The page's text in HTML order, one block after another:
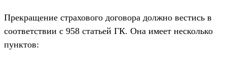
Прекращение страхового договора должно вестись в
соответствии с 958 статьей ГК. Она имеет несколько
пунктов: